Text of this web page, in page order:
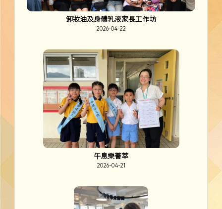
卸妝油及身體乳液家長工作坊
2026-04-22
午息樂薈萃
2026-04-21